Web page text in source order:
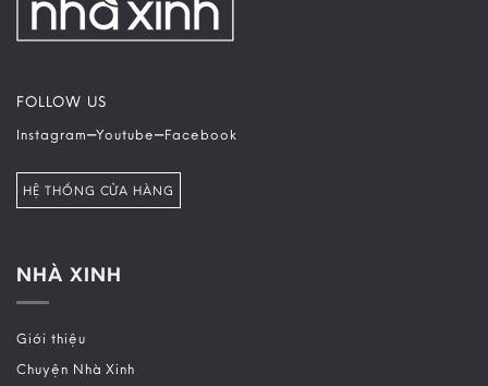
FOLLOW US
Instagram–Youtube–Facebook
HỆ THỐNG CỬA HÀNG
NHÀ XINH
Giới thiệu
Chuyện Nhà Xinh